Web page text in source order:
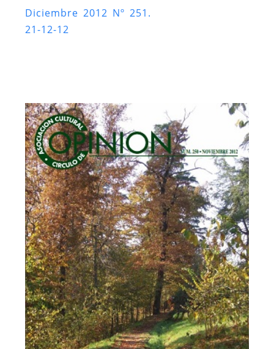
Diciembre 2012 Nº 251.
21-12-12